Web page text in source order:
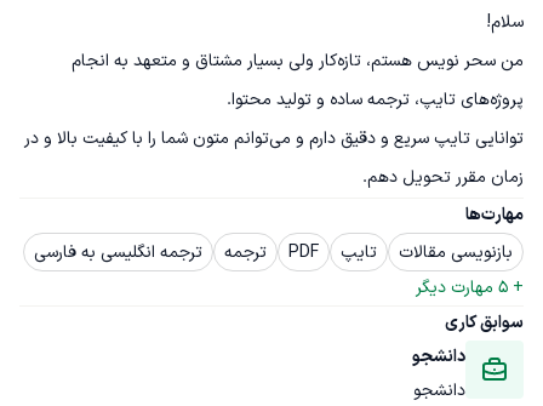
من سحر نویس هستم، تازه‌کار ولی بسیار مشتاق و متعهد به انجام
توانایی تایپ سریع و دقیق دارم و می‌توانم متون شما را با کیفیت بالا و در
زمان مقرر تحویل دهم.
مهارت‌ها
بازنویسی مقالات
تایپ PDF ترجمه
ترجمه انگلیسی به فارسی
+
5 مهارت دیگر
سوابق کاری
دانشجو
دانشجو